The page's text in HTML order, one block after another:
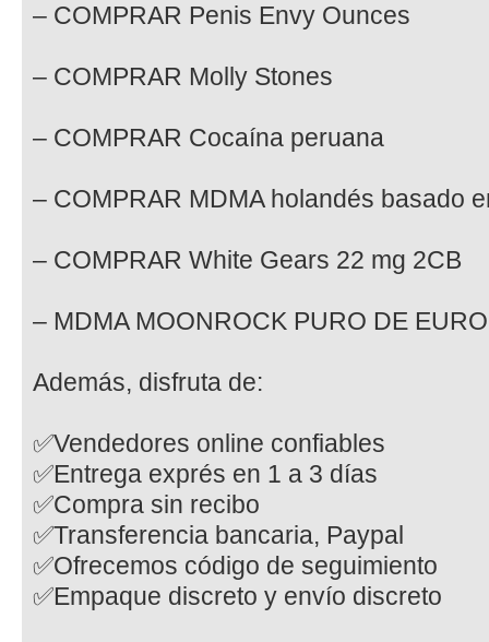
– COMPRAR Penis Envy Ounces
– COMPRAR Molly Stones
– COMPRAR Cocaína peruana
– COMPRAR MDMA holandés basado
– COMPRAR White Gears 22 mg 2CB
– MDMA MOONROCK PURO DE
Además, disfruta de:
✅Vendedores online confiables
✅Entrega exprés en 1 a 3 días
✅Compra sin recibo
✅Transferencia bancaria, Paypal
✅Ofrecemos código de seguimiento
✅Empaque discreto y envío discreto